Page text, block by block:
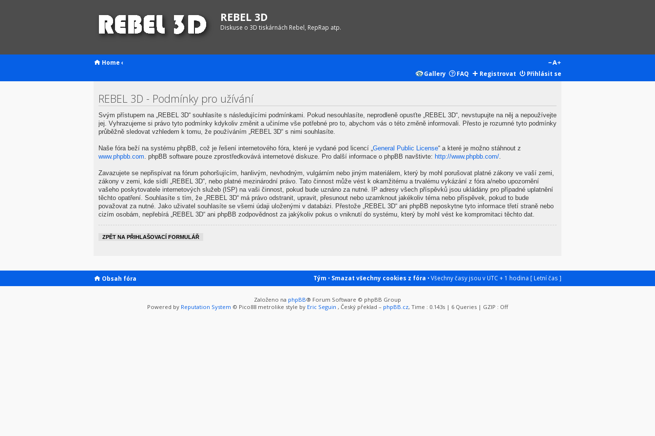
REBEL 3D
Diskuse o 3D tiskárnách Rebel, RepRap atp.
Home ‹
Gallery
FAQ Registrovat Přihlásit se
REBEL 3D - Podmínky pro užívání
Svým přístupem na „REBEL 3D“ souhlasíte s následujícími podmínkami. Pokud nesouhlasíte, neprodleně opusťte „REBEL 3D“, nevstupujte na něj a nepoužívejte
jej. Vyhrazujeme si právo tyto podmínky kdykoliv změnit a učiníme vše potřebné pro to, abychom vás o této změně informovali. Přesto je rozumné tyto podmínky
průběžně sledovat vzhledem k tomu, že používáním „REBEL 3D“ s nimi souhlasíte.
Naše fóra beží na systému phpBB, což je řešení internetového fóra, které je vydané pod licencí „General Public License“ a které je možno stáhnout z
www.phpbb.com. phpBB software pouze zprostředkovává internetové diskuze. Pro další informace o phpBB navštivte: http://www.phpbb.com/.
Zavazujete se nepřispívat na fórum pohoršujícím, hanlivým, nevhodným, vulgárním nebo jiným materiálem, který by mohl porušovat platné zákony ve vaší zemi,
zákony v zemi, kde sídlí „REBEL 3D“, nebo platné mezinárodní právo. Tato činnost může vést k okamžitému a trvalému vykázání z fóra a/nebo upozornění
vašeho poskytovatele internetových služeb (ISP) na vaši činnost, pokud bude uznáno za nutné. IP adresy všech příspěvků jsou ukládány pro případné uplatnění
těchto opatření. Souhlasíte s tím, že „REBEL 3D“ má právo odstranit, upravit, přesunout nebo uzamknout jakékoliv téma nebo příspěvek, pokud to bude
považovat za nutné. Jako uživatel souhlasíte se všemi údaji uloženými v databázi. Přestože „REBEL 3D“ ani phpBB neposkytne tyto informace třetí straně nebo
cizím osobám, nepřebírá „REBEL 3D“ ani phpBB zodpovědnost za jakýkoliv pokus o vniknutí do systému, který by mohl vést ke kompromitaci těchto dat.
ZPĚT NA PŘIHLAŠOVACÍ FORMULÁŘ
Obsah fóra Tým • Smazat všechny cookies z fóra • Všechny časy jsou v UTC + 1 hodina [ Letní čas ]
Založeno na phpBB® Forum Software © phpBB Group
Powered by Reputation System © Pico88 metrolike style by Eric Seguin , Český překlad – phpBB.cz, Time : 0.143s | 6 Queries | GZIP : Off